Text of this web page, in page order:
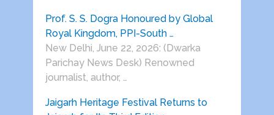
Prof. S. S. Dogra Honoured by Global
Royal Kingdom, PPI-South …
New Delhi, June 22, 2026: (Dwarka
Parichay News Desk) Renowned
journalist, author, …
Jaigarh Heritage Festival Returns to